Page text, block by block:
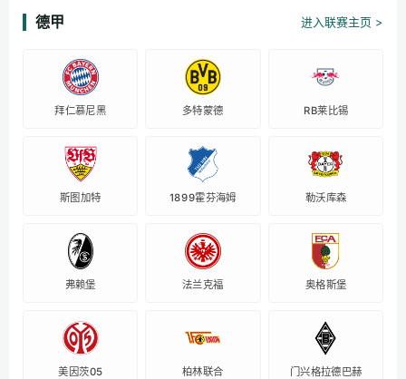
德甲 进入联赛主页 >
拜仁慕尼黑 多特蒙德 RB莱比锡
斯图加特 1899霍芬海姆 勒沃库森
弗赖堡 法兰克福 奥格斯堡
美因茨05 柏林联合 门兴格拉德巴赫